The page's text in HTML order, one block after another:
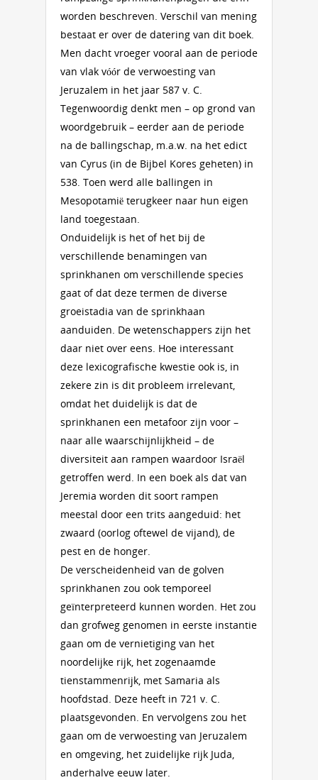
worden beschreven. Verschil van mening
bestaat er over de datering van dit boek.
Men dacht vroeger vooral aan de periode
van vlak vóór de verwoesting van
Jeruzalem in het jaar 587 v. C.
Tegenwoordig denkt men – op grond van
woordgebruik – eerder aan de periode
na de ballingschap, m.a.w. na het edict
van Cyrus (in de Bijbel Kores geheten) in
538. Toen werd alle ballingen in
Mesopotamië terugkeer naar hun eigen
land toegestaan.
Onduidelijk is het of het bij de
verschillende benamingen van
sprinkhanen om verschillende species
gaat of dat deze termen de diverse
groeistadia van de sprinkhaan
aanduiden. De wetenschappers zijn het
daar niet over eens. Hoe interessant
deze lexicografische kwestie ook is, in
zekere zin is dit probleem irrelevant,
omdat het duidelijk is dat de
sprinkhanen een metafoor zijn voor –
naar alle waarschijnlijkheid – de
diversiteit aan rampen waardoor Israël
getroffen werd. In een boek als dat van
Jeremia worden dit soort rampen
meestal door een trits aangeduid: het
zwaard (oorlog oftewel de vijand), de
pest en de honger.
De verscheidenheid van de golven
sprinkhanen zou ook temporeel
geïnterpreteerd kunnen worden. Het zou
dan grofweg genomen in eerste instantie
gaan om de vernietiging van het
noordelijke rijk, het zogenaamde
tienstammenrijk, met Samaria als
hoofdstad. Deze heeft in 721 v. C.
plaatsgevonden. En vervolgens zou het
gaan om de verwoesting van Jeruzalem
en omgeving, het zuidelijke rijk Juda,
anderhalve eeuw later.